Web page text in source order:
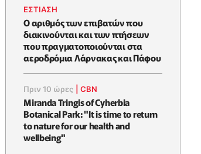
ΕΣΤΙΑΣΗ
Ο αριθμός των επιβατών που
διακινούνται και των πτήσεων
που πραγματοποιούνται στα
αεροδρόμια Λάρνακας και Πάφου
Πριν 10 ώρες |CBN
Miranda Tringis of Cyherbia
Botanical Park: "It is time to return
to nature for our health and
wellbeing"